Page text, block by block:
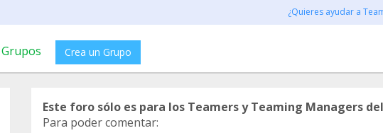
¿Quieres ayudar a
Grupos Crea un Grupo
Este foro sólo es para los Teamers y Teaming Managers
Para poder comentar: